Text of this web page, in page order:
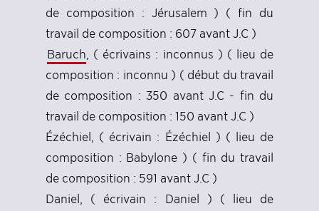
de composition : Jérusalem ) ( fin du
travail de composition : 607 avant J.C )
Baruch , ( écrivains : inconnus ) ( lieu de
composition : inconnu ) ( début du travail
de composition : 350 avant J.C - fin du
travail de composition : 150 avant J.C )
Ézéchiel, ( écrivain : Ézéchiel ) ( lieu de
composition : Babylone ) ( fin du travail
de composition : 591 avant J.C )
Daniel, ( écrivain : Daniel ) ( lieu de